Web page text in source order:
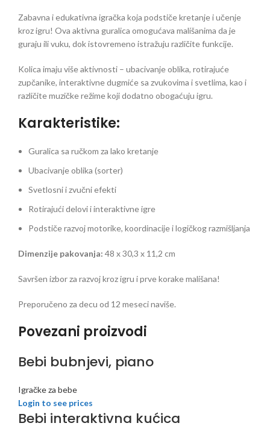
Zabavna i edukativna igračka koja podstiče kretanje i učenje
kroz igru! Ova aktivna guralica omogućava mališanima da je
guraju ili vuku, dok istovremeno istražuju različite funkcije.
Kolica imaju više aktivnosti – ubacivanje oblika, rotirajuće
zupčanike, interaktivne dugmiće sa zvukovima i svetlima, kao i
različite muzičke režime koji dodatno obogaćuju igru.
Karakteristike:
Guralica sa ručkom za lako kretanje
Ubacivanje oblika (sorter)
Svetlosni i zvučni efekti
Rotirajući delovi i interaktivne igre
Podstiče razvoj motorike, koordinacije i logičkog razmišljanja
Dimenzije pakovanja: 48 x 30,3 x 11,2 cm
Savršen izbor za razvoj kroz igru i prve korake mališana!
Preporučeno za decu od 12 meseci naviše.
Povezani proizvodi
Bebi bubnjevi, piano
Igračke za bebe
Login to see prices
Bebi interaktivna kućica